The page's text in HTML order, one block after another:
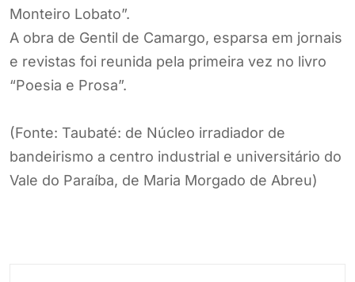
Monteiro Lobato”.
A obra de Gentil de Camargo, esparsa em jornais
e revistas foi reunida pela primeira vez no livro
“Poesia e Prosa”.
(Fonte: Taubaté: de Núcleo irradiador de
bandeirismo a centro industrial e universitário do
Vale do Paraíba, de Maria Morgado de Abreu)